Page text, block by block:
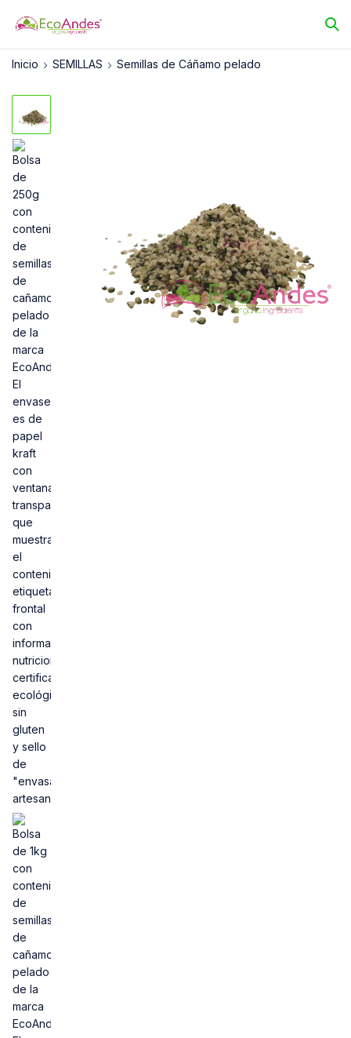
Inicio SEMILLAS Semillas de Cáñamo pelado